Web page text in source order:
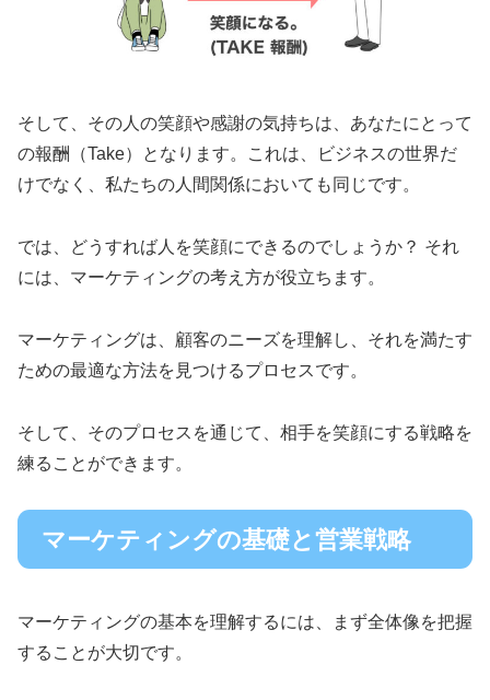
そして、その人の笑顔や感謝の気持ちは、あなたにとって
の報酬（Take）となります。これは、ビジネスの世界だ
けでなく、私たちの人間関係においても同じです。
では、どうすれば人を笑顔にできるのでしょうか？ それ
には、マーケティングの考え方が役立ちます。
マーケティングは、顧客のニーズを理解し、それを満たす
ための最適な方法を見つけるプロセスです。
そして、そのプロセスを通じて、相手を笑顔にする戦略を
練ることができます。
マーケティングの基礎と営業戦略
マーケティングの基本を理解するには、まず全体像を把握
することが大切です。